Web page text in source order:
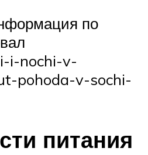
по
i-nochi-v-
pohoda-v-sochi-
питания